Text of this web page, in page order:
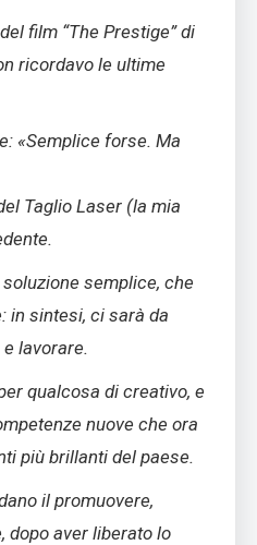
film “The Prestige” di
ricordavo le ultime
«Semplice forse. Ma
Taglio Laser (la mia
semplice, che
in sintesi, ci sarà da
lavorare.
qualcosa di creativo, e
nuove che ora
più brillanti del paese.
il promuovere,
dopo aver liberato lo